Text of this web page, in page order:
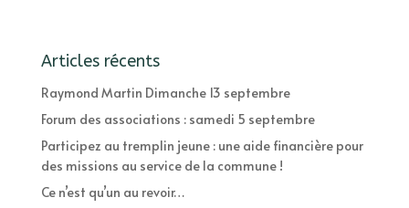
Articles récents
Raymond Martin Dimanche 13 septembre
Forum des associations : samedi 5 septembre
Participez au tremplin jeune : une aide financière pour
des missions au service de la commune !
Ce n’est qu’un au revoir…